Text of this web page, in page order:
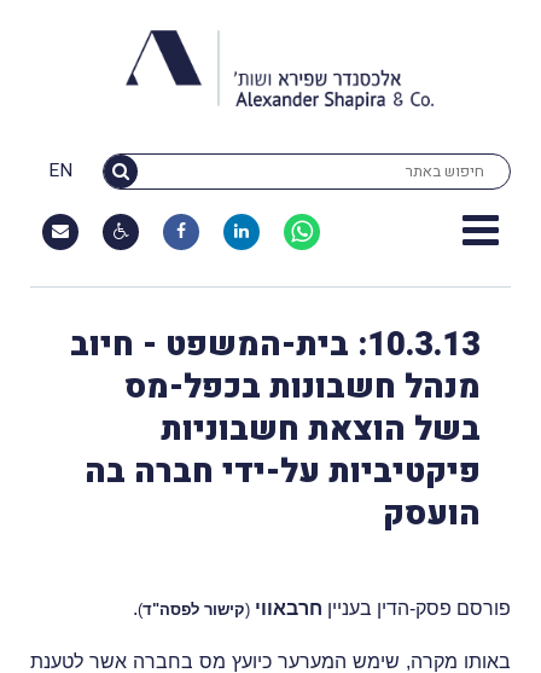
EN
10.3.13: בית-המשפט - חיוב
מנהל חשבונות בכפל-מס
בשל הוצאת חשבוניות
פיקטיביות על-ידי חברה בה
הועסק
פורסם פסק-הדין בעניין חרבאווי (קישור לפסה"ד)
.
באותו מקרה, שימש המערער כיועץ מס בחברה אשר לטענת